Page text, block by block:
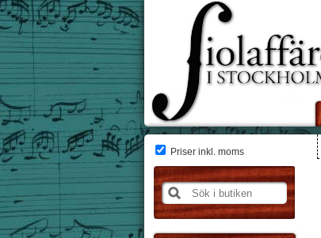
Priser inkl. moms